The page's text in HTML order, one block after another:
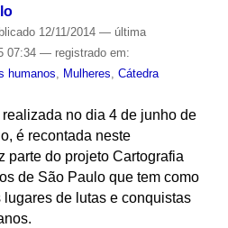
12/11/2014 — última
07:34 — registrado em:
humanos, Mulheres, Cátedra
no dia 4 de junho de
é recontada neste
parte do projeto Cartografia
de São Paulo que tem como
de lutas e conquistas